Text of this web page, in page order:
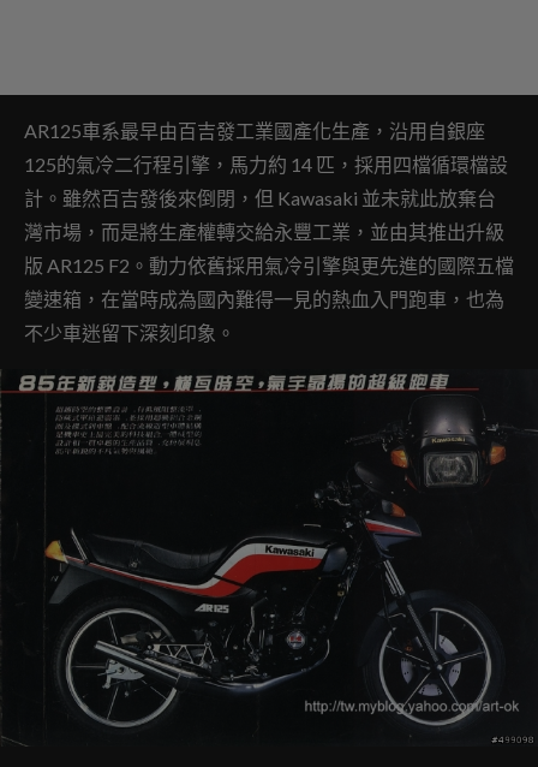
AR125車系最早由百吉發工業國產化生產，沿用自銀座
125的氣冷二行程引擎，馬力約 14 匹，採用四檔循環檔設
計。雖然百吉發後來倒閉，但 Kawasaki 並未就此放棄台
灣市場，而是將生產權轉交給永豐工業，並由其推出升級
版 AR125 F2。動力依舊採用氣冷引擎與更先進的國際五檔
變速箱，在當時成為國內難得一見的熱血入門跑車，也為
不少車迷留下深刻印象。